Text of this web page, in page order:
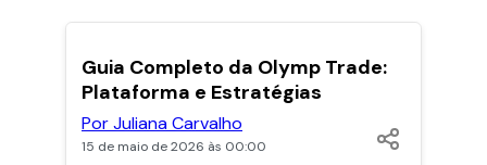
POPULARES
Guia Completo da Olymp Trade:
Plataforma e Estratégias
Por Juliana Carvalho
15 de maio de 2026 às 00:00